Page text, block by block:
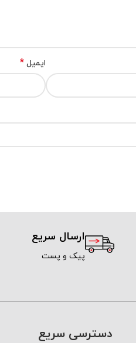
ایمیل *
ارسال سریع
پیک و پست
دسترسی سریع